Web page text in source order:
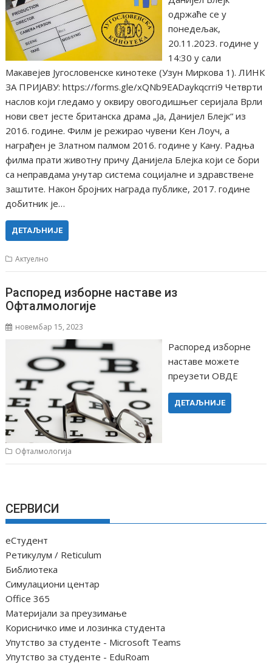
одржаће се у
понедељак,
20.11.2023. године у
14:30 у сали
Макавејев Југословенске кинотеке (Узун Миркова 1). ЛИНК
ЗА ПРИЈАВУ: https://forms.gle/xQNb9EADaykqcrri9 Четврти
наслов који гледамо у оквиру овогодишњег серијала Врли
нови свет јесте британска драма „Ја, Данијел Блејк“ из
2016. године. Филм је режирао чувени Кен Лоуч, а
награђен је Златном палмом 2016. године у Кану. Радња
филма прати животну причу Данијела Блејка који се бори
са неправдама унутар система социјалне и здравствене
заштите. Након бројних награда публике, 2017. године
добитник је…
ДЕТАЉНИЈЕ
Актуелно
Распоред изборне наставе из
Офталмологије
новембар 15, 2023
Распоред изборне
наставе можете
преузети ОВДЕ
ДЕТАЉНИЈЕ
Офталмологија
СЕРВИСИ
еСтудент
Ретикулум / Reticulum
Библиотека
Симулациони центар
Office 365
Материјали за преузимање
Корисничко име и лозинка студента
Упутство за студенте - Microsoft Teams
Упутство за студенте - EduRoam